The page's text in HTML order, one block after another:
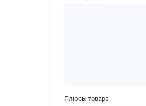
Плюсы товара